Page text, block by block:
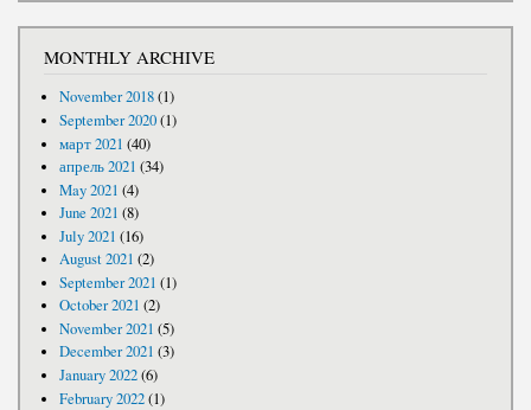
MONTHLY ARCHIVE
November 2018(1)
September 2020(1)
март 2021 (40)
апрель 2021 (34)
May 2021 (4)
June 2021 (8)
July 2021 (16)
August 2021 (2)
September 2021 (1)
October 2021 (2)
November 2021 (5)
December 2021 (3)
January 2022(6)
February 2022(1)